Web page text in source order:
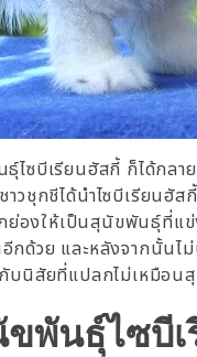
ธุ์ไซบีเรียนฮัสกี้ ก็ได้ก
วชุกชีได้นำไซบีเรียนฮั
องให้เป็นสุนัขพันธุ์ที่แข่
กด้วย และหลังจากนั้น
บนิสัยที่แปลกไม่เหมือน
พันธุ์ไซบีเ